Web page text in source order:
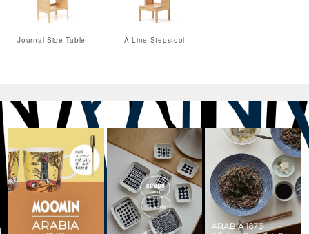
Journal Side Table A Line Stepstool